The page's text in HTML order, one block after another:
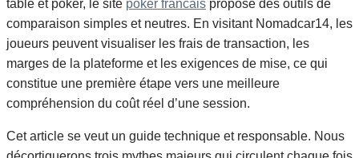
table et poker, le site poker francais propose des outils de
comparaison simples et neutres. En visitant Nomadcar14, les
joueurs peuvent visualiser les frais de transaction, les
marges de la plateforme et les exigences de mise, ce qui
constitue une première étape vers une meilleure
compréhension du coût réel d’une session.
Cet article se veut un guide technique et responsable. Nous